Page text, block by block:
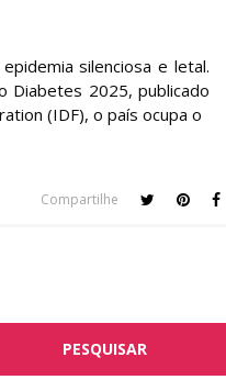
silenciosa e letal.
Diabetes 2025, publicado
(IDF), o país ocupa o
Compartilhe
PESQUISAR